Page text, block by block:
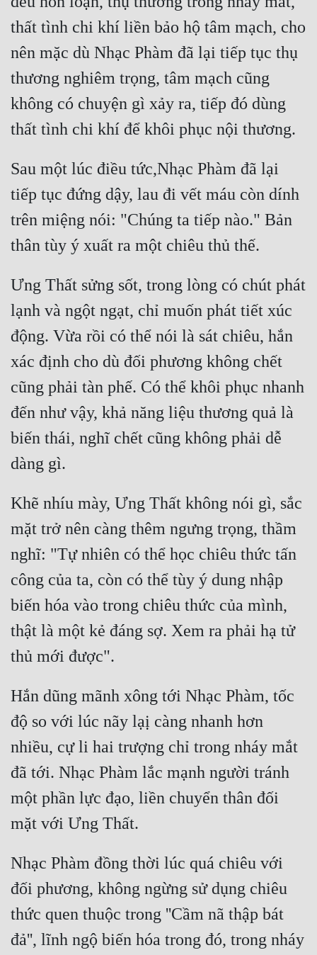
thất tình chi khí liền bảo hộ tâm mạch, cho
nên mặc dù Nhạc Phàm đã lại tiếp tục thụ
thương nghiêm trọng, tâm mạch cũng
không có chuyện gì xảy ra, tiếp đó dùng
thất tình chi khí để khôi phục nội thương.
Sau một lúc điều tức,Nhạc Phàm đã lại
tiếp tục đứng dậy, lau đi vết máu còn dính
trên miệng nói: "Chúng ta tiếp nào." Bản
thân tùy ý xuất ra một chiêu thủ thế.
Ưng Thất sửng sốt, trong lòng có chút phát
lạnh và ngột ngạt, chỉ muốn phát tiết xúc
động. Vừa rồi có thể nói là sát chiêu, hắn
xác định cho dù đối phương không chết
cũng phải tàn phế. Có thể khôi phục nhanh
đến như vậy, khả năng liệu thương quả là
biến thái, nghĩ chết cũng không phải dễ
dàng gì.
Khẽ nhíu mày, Ưng Thất không nói gì, sắc
mặt trở nên càng thêm ngưng trọng, thầm
nghĩ: "Tự nhiên có thể học chiêu thức tấn
công của ta, còn có thể tùy ý dung nhập
biến hóa vào trong chiêu thức của mình,
thật là một kẻ đáng sợ. Xem ra phải hạ tử
thủ mới được".
Hắn dũng mãnh xông tới Nhạc Phàm, tốc
độ so với lúc nãy lạị càng nhanh hơn
nhiều, cự li hai trượng chỉ trong nháy mắt
đã tới. Nhạc Phàm lắc mạnh người tránh
một phần lực đạo, liền chuyển thân đối
mặt với Ưng Thất.
Nhạc Phàm đồng thời lúc quá chiêu với
đối phương, không ngừng sử dụng chiêu
thức quen thuộc trong ''Cầm nã thập bát
đả'', lĩnh ngộ biến hóa trong đó, trong nháy